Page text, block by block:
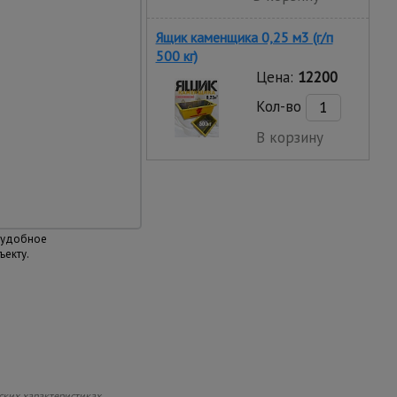
изготовлен из
что гарантирует
Ящик каменщика 0,25 м3 (г/п
500 кг)
Цена: 12200
Кол-во
В корзину